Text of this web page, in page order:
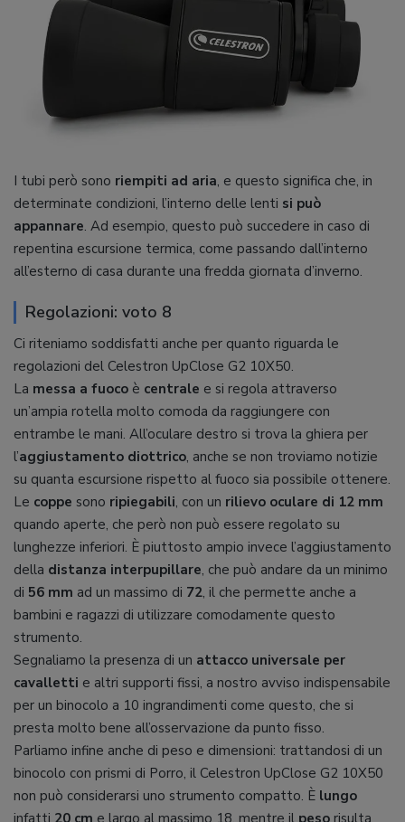
I tubi però sono riempiti ad aria, e questo significa che, in
determinate condizioni, l’interno delle lenti si può
appannare. Ad esempio, questo può succedere in caso di
repentina escursione termica, come passando dall’interno
all’esterno di casa durante una fredda giornata d’inverno.
Regolazioni: voto 8
Ci riteniamo soddisfatti anche per quanto riguarda le
regolazioni del Celestron UpClose G2 10X50.
La messa a fuoco è centrale e si regola attraverso
un’ampia rotella molto comoda da raggiungere con
entrambe le mani. All’oculare destro si trova la ghiera per
l’aggiustamento diottrico, anche se non troviamo notizie
su quanta escursione rispetto al fuoco sia possibile ottenere.
Le coppe sono ripiegabili, con un rilievo oculare di 12 mm
quando aperte, che però non può essere regolato su
lunghezze inferiori. È piuttosto ampio invece l’aggiustamento
della distanza interpupillare, che può andare da un minimo
di 56 mm ad un massimo di 72, il che permette anche a
bambini e ragazzi di utilizzare comodamente questo
strumento.
Segnaliamo la presenza di un attacco universale per
cavalletti e altri supporti fissi, a nostro avviso indispensabile
per un binocolo a 10 ingrandimenti come questo, che si
presta molto bene all’osservazione da punto fisso.
Parliamo infine anche di peso e dimensioni: trattandosi di un
binocolo con prismi di Porro, il Celestron UpClose G2 10X50
non può considerarsi uno strumento compatto. È lungo